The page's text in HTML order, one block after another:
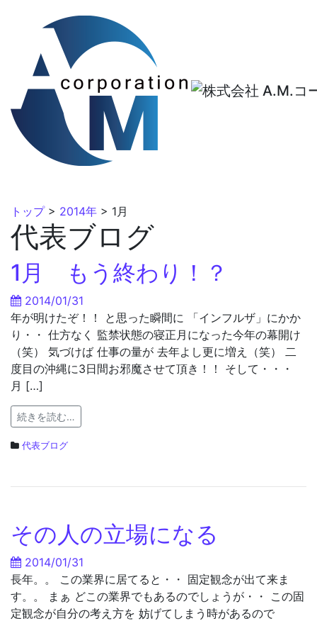
トップ> 2014年 > 1月
代表ブログ
1月 もう終わり！？
2014/01/31
年が明けたぞ！！ と思った瞬間に 「インフルザ」にかか
り・・ 仕方なく 監禁状態の寝正月になった今年の幕開け
（笑） 気づけば 仕事の量が 去年よし更に増え（笑） 二
度目の沖縄に3日間お邪魔させて頂き！！ そして・・・
月 […]
続きを読む…
代表ブログ
その人の立場になる
2014/01/31
長年。。 この業界に居てると・・ 固定観念が出て来ま
す。。 まぁ どこの業界でもあるのでしょうが・・ この固
定観念が自分の考え方を 妨げてしまう時があるので